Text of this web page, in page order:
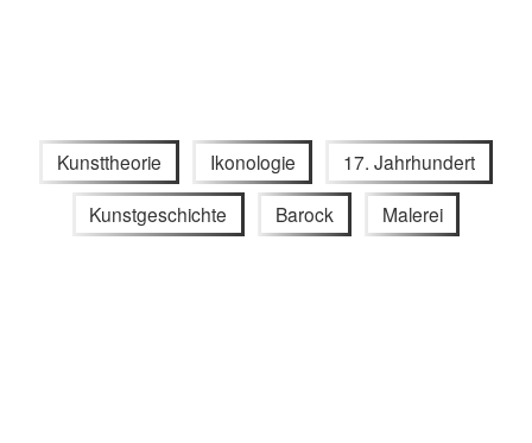
Kunsttheorie Ikonologie 17. Jahrhundert
Kunstgeschichte Barock Malerei